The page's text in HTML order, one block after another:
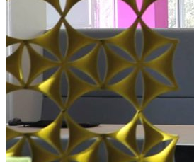
Comment utiliser « Photoshop »